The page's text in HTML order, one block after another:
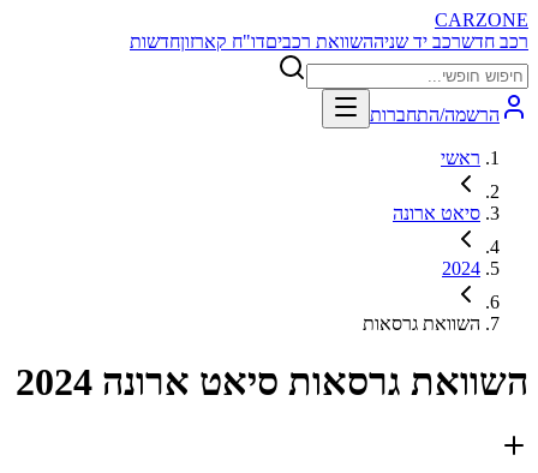
CARZONE
רכב חדשרכב יד שניההשוואת רכביםדו"ח קארזוןחדשות
הרשמה/התחברות
ראשי
סיאט ארונה
2024
השוואת גרסאות
השוואת גרסאות סיאט ארונה 2024